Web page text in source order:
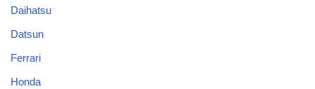
Daihatsu
Datsun
Ferrari
Honda